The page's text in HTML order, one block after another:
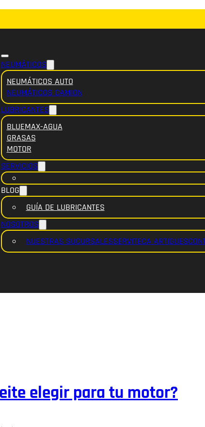
NEUMÁTICOS
NEUMÁTICOS AUTO
NEUMÁTICOS CAMION
LUBRICANTES
BLUEMAX-AGUA
GRASAS
MOTOR
SERVICIOS
BLOG
GUÍA DE LUBRICANTES
NOSOTROS
NUESTRAS SUCURSALESSERVITECA ARTIGUES
elegir para tu motor?